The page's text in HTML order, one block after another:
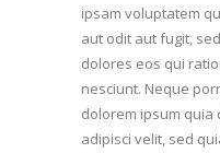
ipsam voluptatem
aut odit aut fugit,
dolores eos qui
nesciunt. Neque
dolorem ipsum quia
adipisci velit, sed